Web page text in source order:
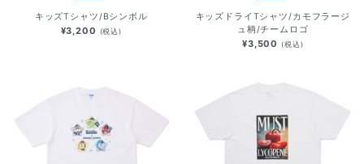
キッズTシャツ/Bシンボル
¥3,200 (税込)
キッズドライTシャツ/カモフラージ
ュ柄/チームロゴ
¥3,500 (税込)